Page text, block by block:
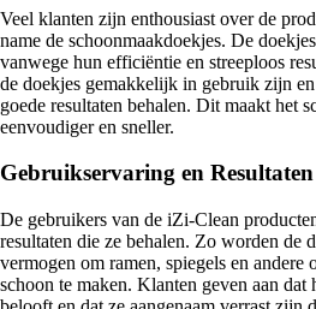
Veel klanten zijn enthousiast over de
name de schoonmaakdoekjes. De
vanwege hun efficiëntie en streeploos
de doekjes gemakkelijk in gebruik zijn
goede resultaten behalen. Dit maakt het
eenvoudiger en sneller.
Gebruikservaring en Resultaten
De gebruikers van de iZi-Clean
resultaten die ze behalen. Zo worden de
vermogen om ramen, spiegels en andere
schoon te maken. Klanten geven aan dat